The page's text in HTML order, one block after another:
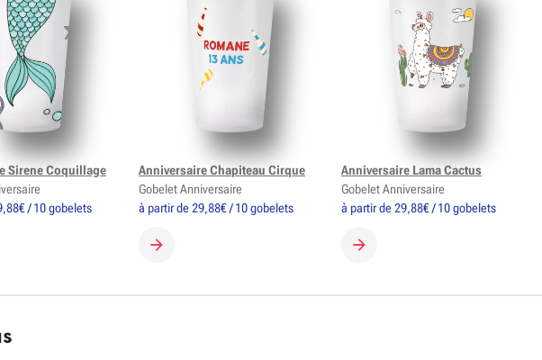
/ 10 gobelets
GOBELET
Sirene Coquillage
à partir de 29,88€ / 10 gobelets
CRÉER MON GOBELET
Anniversaire Chapiteau Cirque
Gobelet Anniversaire
à partir de 29,88€ / 10 gobelets
CRÉER MON GOBELET
Anniversaire Lama Cactus
Gobelet Anniversaire